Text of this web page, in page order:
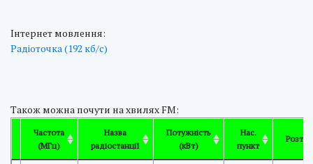
Інтернет мовлення:
Радіоточка (192 кб/с)
Також можна почути на хвилях FM:
Частота
(МГц)
Назва
радіостанції
Потужність
(кВт)
Нас.
пункт